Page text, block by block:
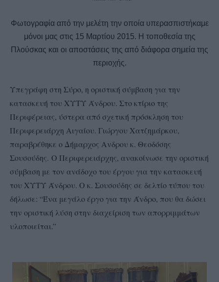
Φωτογραφία από την μελέτη την οποία υπερασπιστήκαμε
μόνοι μας στις 15 Μαρτίου 2015. Η τοποθεσία της
Πλούσκας και οι αποστάσεις της από διάφορα σημεία της
περιοχής.
Υπεγράφη στη Σύρο, η οριστική σύμβαση για την
κατασκευή του ΧΥΤΥ Άνδρου. Στο κτίριο της
Περιφέρειας, ύστερα από σχετική πρόσκληση του
Περιφερειάρχη Αιγαίου. Γιώργου Χατζημάρκου,
παραβρέθηκε ο Δήμαρχος Ανδρου κ. Θεοδόσης
Σουσούδης. Ο Περιφερειάρχης, ανακοίνωσε την οριστική
σύμβαση με τον ανάδοχο του έργου για την κατασκευή
του ΧΥΤΥ Άνδρου. Ο κ. Σουσούδης σε δελτίο τύπου του
δήλωσε: “Ένα μεγάλο έργο για την Άνδρο, που θα δώσει
την οριστική λύση στην διαχείριση των απορριμμάτων
υλοποιείται.”